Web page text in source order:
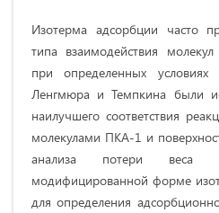
Изотерма адсорбции часто
типа взаимодействия
при определенных условиях
Ленгмюра и Темпкина были
наилучшего соответствия
молекулами ПКА-1 и
анализа потери
модифицированной форме
для определения